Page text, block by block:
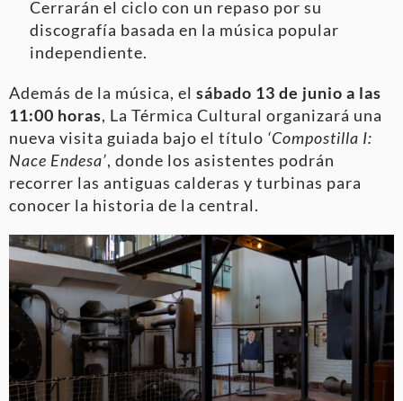
Cerrarán el ciclo con un repaso por su
discografía basada en la música popular
independiente.
Además de la música, el sábado 13 de junio a las
11:00 horas, La Térmica Cultural organizará una
nueva visita guiada bajo el título ‘Compostilla I:
Nace Endesa’, donde los asistentes podrán
recorrer las antiguas calderas y turbinas para
conocer la historia de la central.